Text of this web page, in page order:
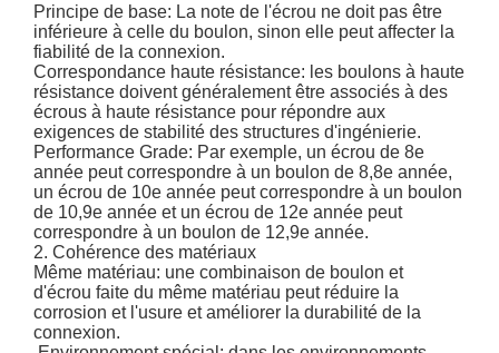
Principe de base: La note de l'écrou ne doit pas être
inférieure à celle du boulon, sinon elle peut affecter la
fiabilité de la connexion.
Correspondance haute résistance: les boulons à haute
résistance doivent généralement être associés à des
écrous à haute résistance pour répondre aux
exigences de stabilité des structures d'ingénierie.
Performance Grade: Par exemple, un écrou de 8e
année peut correspondre à un boulon de 8,8e année,
un écrou de 10e année peut correspondre à un boulon
de 10,9e année et un écrou de 12e année peut
correspondre à un boulon de 12,9e année.
2. Cohérence des matériaux
Même matériau: une combinaison de boulon et
d'écrou faite du même matériau peut réduire la
corrosion et l'usure et améliorer la durabilité de la
connexion.